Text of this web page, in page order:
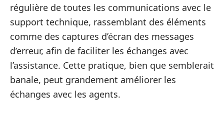
régulière de toutes les communications avec le
support technique, rassemblant des éléments
comme des captures d’écran des messages
d’erreur, afin de faciliter les échanges avec
l’assistance. Cette pratique, bien que semblerait
banale, peut grandement améliorer les
échanges avec les agents.